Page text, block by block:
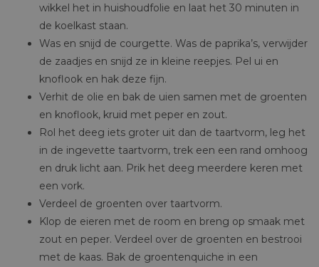
wikkel het in huishoudfolie en laat het 30 minuten in
de koelkast staan.
Was en snijd de courgette. Was de paprika’s, verwijder
de zaadjes en snijd ze in kleine reepjes. Pel ui en
knoflook en hak deze fijn.
Verhit de olie en bak de uien samen met de groenten
en knoflook, kruid met peper en zout.
Rol het deeg iets groter uit dan de taartvorm, leg het
in de ingevette taartvorm, trek een een rand omhoog
en druk licht aan. Prik het deeg meerdere keren met
een vork.
Verdeel de groenten over taartvorm.
Klop de eieren met de room en breng op smaak met
zout en peper. Verdeel over de groenten en bestrooi
met de kaas. Bak de groentenquiche in een